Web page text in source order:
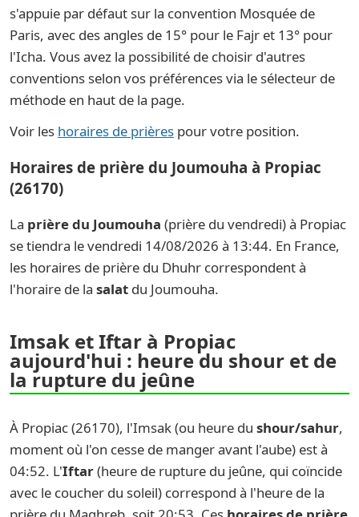
s'appuie par défaut sur la convention Mosquée de
Paris, avec des angles de 15° pour le Fajr et 13° pour
l'Icha. Vous avez la possibilité de choisir d'autres
conventions selon vos préférences via le sélecteur de
méthode en haut de la page.
Voir les horaires de prières pour votre position.
Horaires de prière du Joumouha à Propiac
(26170)
La prière du Joumouha (prière du vendredi) à Propiac
se tiendra le vendredi 14/08/2026 à 13:44. En France,
les horaires de prière du Dhuhr correspondent à
l'horaire de la salat du Joumouha.
Imsak et Iftar à Propiac
aujourd'hui : heure du shour et de
la rupture du jeûne
À Propiac (26170), l'Imsak (ou heure du shour/sahur,
moment où l'on cesse de manger avant l'aube) est à
04:52. L'Iftar(heure de rupture du jeûne, qui coïncide
avec le coucher du soleil) correspond à l'heure de la